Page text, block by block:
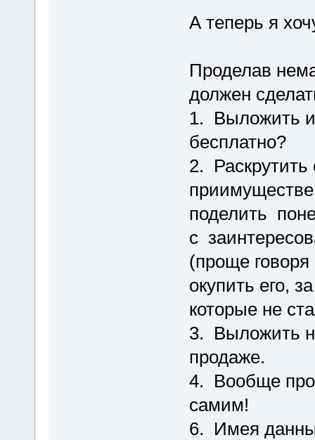
А теперь я
Проделав
должен
1. Выложить
бесплатно?
2.
поделить
с
(проще
окупить его,
которые не
3. Выложить
продаже.
4. Вообще
самим!
6. Имея